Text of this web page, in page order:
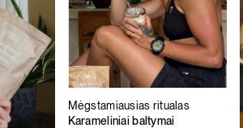
Mėgstamiausias ritualas
Karameliniai baltymai